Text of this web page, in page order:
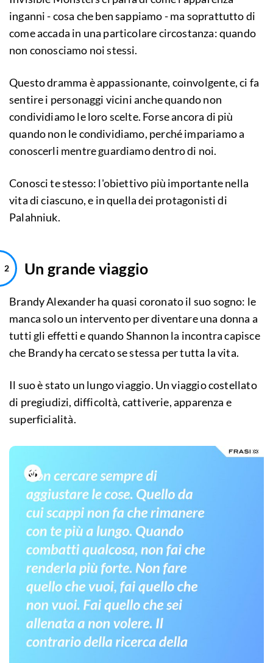
inganni - cosa che ben sappiamo - ma soprattutto di
come accada in una particolare circostanza: quando
non conosciamo noi stessi.
Questo dramma è appassionante, coinvolgente, ci fa
sentire i personaggi vicini anche quando non
condividiamo le loro scelte. Forse ancora di più
quando non le condividiamo, perché impariamo a
conoscerli mentre guardiamo dentro di noi.
Conosci te stesso: l'obiettivo più importante nella
vita di ciascuno, e in quella dei protagonisti di
Palahniuk.
Un grande viaggio
Brandy Alexander ha quasi coronato il suo sogno: le
manca solo un intervento per diventare una donna a
tutti gli effetti e quando Shannon la incontra capisce
che Brandy ha cercato se stessa per tutta la vita.
Il suo è stato un lungo viaggio. Un viaggio costellato
di pregiudizi, difficoltà, cattiverie, apparenza e
superficialità.